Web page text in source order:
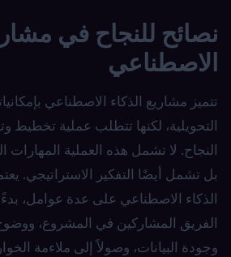
نصائح للنجاح في
الاصطناعي
تتميز مشاريع الذكاء الاصطناعي
التحويلية، لكنها تتطلب عملية تخطيط
النجاح. لا تشمل هذه العملية المهارات
بل تشمل أيضًا التفكير الاستراتيجي.
الذكاء الاصطناعي على عدة عوامل،
الفريق المشاركين في المشروع،
وجودة البيانات، وصولاً إلى ملاءمة